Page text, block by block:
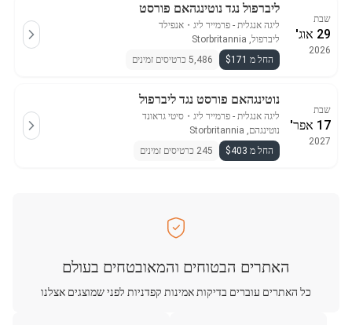
שבת
29 אוג'
2026
ליברפול נגד נוטינגהאם פורסט
ליגה אנגלית - פרמייר ליג ・ אנפילד
ליברפול, Storbritannia
החל מ $171
5,486 כרטיסים זמינים
שבת
17 אפר'
2027
נוטינגהאם פורסט נגד ליברפול
ליגה אנגלית - פרמייר ליג ・ סיטי גראונד
נוטינגהם, Storbritannia
החל מ $403
245 כרטיסים זמינים
האתרים הבטוחים והמאובטחים בעולם
כל האתרים עוברים בדיקות אמינות קפדניות לפני שמוצגים אצלנו